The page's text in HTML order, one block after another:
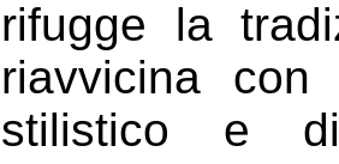
rifugge la
riavvicina
stilistico e